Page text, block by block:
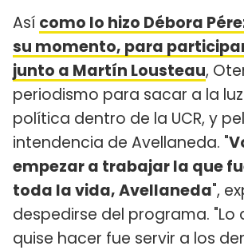
Así como lo hizo Débora
su momento, para
junto a Martín Lousteau,
periodismo para sacar a la
política dentro de la UCR, y
intendencia de Avellaneda. "
empezar a trabajar la que
toda la vida, Avellaneda",
despedirse del programa. "Lo
quise hacer fue servir a los